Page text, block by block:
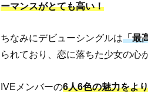
ーマンスがとても高い！
ちなみにデビューシングルは「最
られており、恋に落ちた少女の心
IVEメンバーの6人6色の魅力をよ